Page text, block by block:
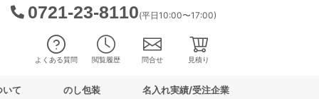
0721-23-8110(平日10:00〜17:00)
よくある質問 閲覧履歴 問合せ 見積り
いて のし包装 名入れ実績/受注企業